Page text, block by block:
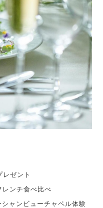
ゼント
ンチ食べ比べ
ャンビューチャペル体験